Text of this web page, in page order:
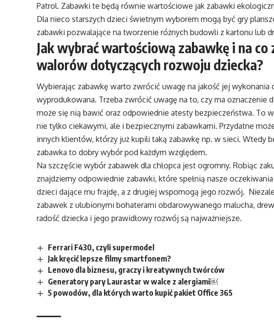
Patrol. Zabawki te będą równie wartościowe jak zabawki
Dla nieco starszych dzieci świetnym wyborem mogą być gry
zabawki pozwalające na tworzenie różnych budowli z kartonu lub
Jak wybrać wartościową zabawkę i na
walorów dotyczących rozwoju dziecka?
Wybierając zabawkę warto zwrócić uwagę na jakość jej wykonania
wyprodukowana. Trzeba zwrócić uwagę na to, czy ma oznaczenie
może się nią bawić oraz odpowiednie atesty bezpieczeństwa. To
nie tylko ciekawymi, ale i bezpiecznymi zabawkami. Przydatne
innych klientów, którzy już kupili taką zabawkę np. w sieci. Wtedy
zabawka to dobry wybór pod każdym względem.
Na szczęście wybór zabawek dla chłopca jest ogromny. Robiąc
znajdziemy odpowiednie zabawki, które spełnią nasze
dzieci dające mu frajdę, a z drugiej wspomogą jego rozwój.
zabawek z ulubionymi bohaterami obdarowywanego malucha,
radość dziecka i jego prawidłowy rozwój są najważniejsze.
Ferrari F430, czyli supermodel
Jak kręcić lepsze filmy smartfonem?
Lenovo dla biznesu, graczy i kreatywnych twórców
Generatory pary Laurastar w walce z alergiami￼
5 powodów, dla których warto kupić pakiet Office 365